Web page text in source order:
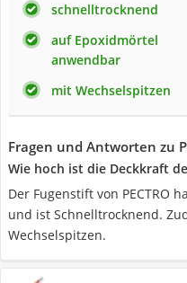
schnelltrocknend
auf Epoxidmörtel
anwendbar
mit Wechselspitzen
Fragen und Antworten zu
Wie hoch ist die Deckkraft
Der Fugenstift von PECTRO
und ist Schnelltrocknend.
Wechselspitzen.